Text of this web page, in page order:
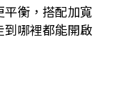
衡，搭配加寬
哪裡都能開啟